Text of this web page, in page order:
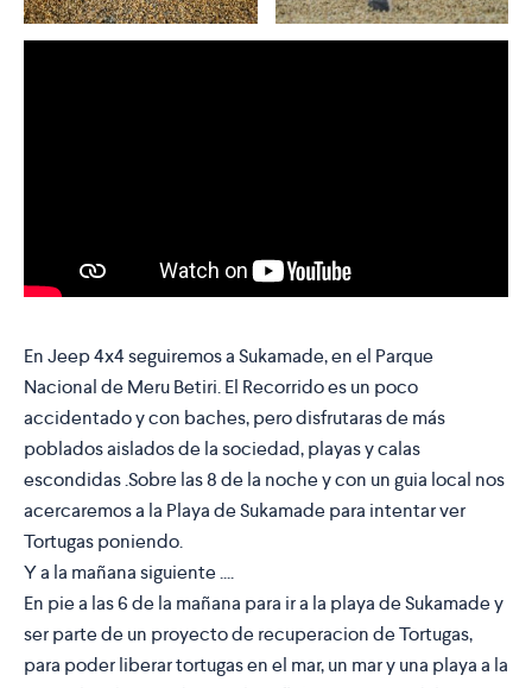
En Jeep 4x4 seguiremos a Sukamade, en el Parque
Nacional de Meru Betiri. El Recorrido es un poco
accidentado y con baches, pero disfrutaras de más
poblados aislados de la sociedad, playas y calas
escondidas .Sobre las 8 de la noche y con un guia local nos
acercaremos a la Playa de Sukamade para intentar ver
Tortugas poniendo.
Y a la mañana siguiente ....
En pie a las 6 de la mañana para ir a la playa de Sukamade y
ser parte de un proyecto de recuperacion de Tortugas,
para poder liberar tortugas en el mar, un mar y una playa a la